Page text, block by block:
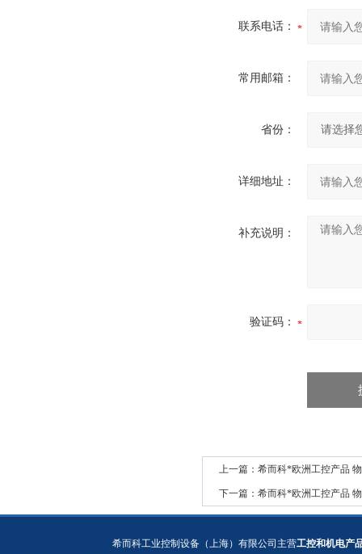
联系电话：
常用邮箱：
省份：
详细地址：
补充说明：
验证码：
上一篇： 希而科*欧洲工控产品
下一篇： 希而科*欧洲工控产品
希而科工业控制设备（上海）有限公司主营工控和机电产